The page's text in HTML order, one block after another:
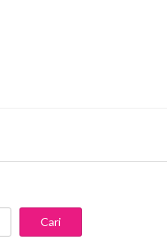
Cari